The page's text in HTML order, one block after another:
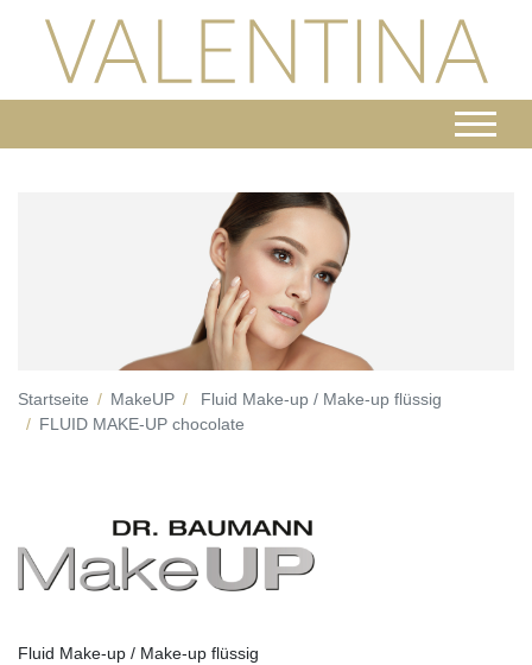
Startseite MakeUP
Fluid Make-up / Make-up flüssig
FLUID MAKE-UP chocolate
Fluid Make-up / Make-up flüssig